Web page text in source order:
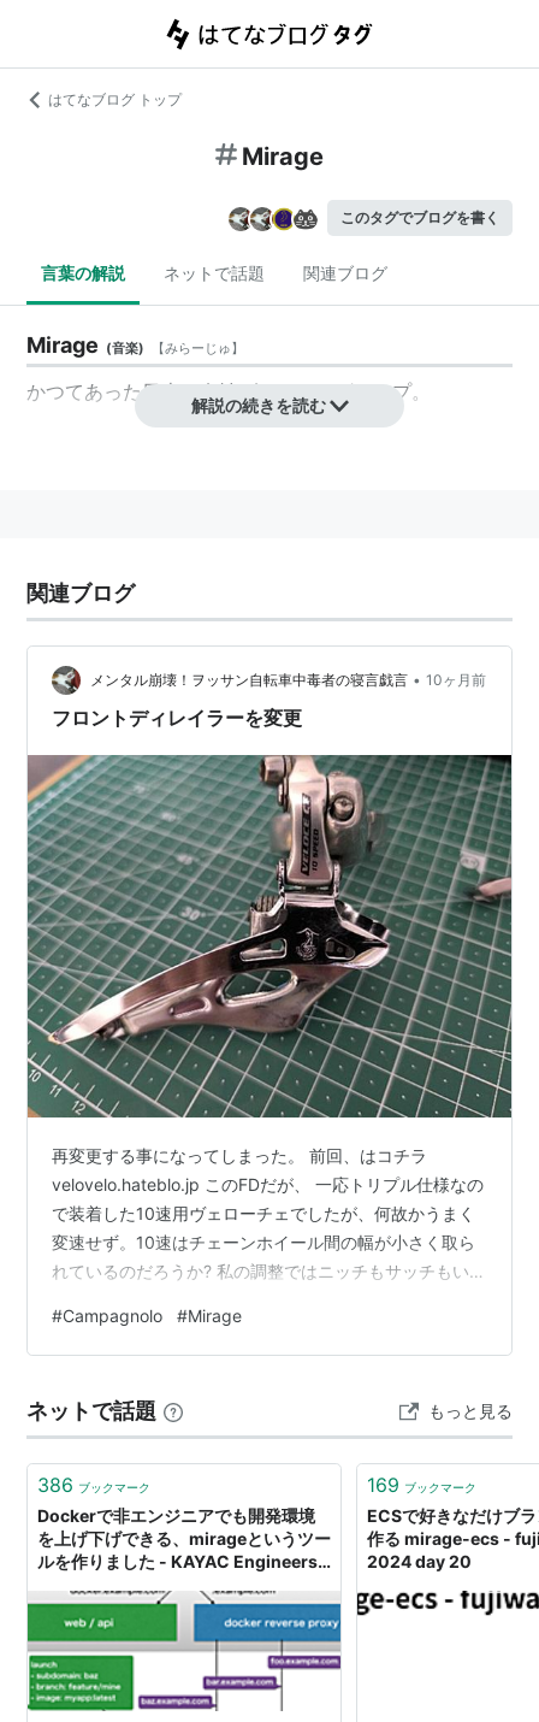
はてなブログ トップ
Mirage
このタグでブログを書く
言葉の解説 ネットで話題 関連ブログ
Mirage (音楽) 【みらーじゅ】
かつてあった日本の女性ヴォーカルグループ。
解説の続きを読む
関連ブログ
メンタル崩壊！ヲッサン自転車中毒者の寝言戯言 • 10ヶ月前
フロントディレイラーを変更
再変更する事になってしまった。 前回、はコチラ
velovelo.hateblo.jp このFDだが、 一応トリプル仕様なの
で装着した10速用ヴェローチェでしたが、何故かうまく
変速せず。10速はチェーンホイール間の幅が小さく取ら
れているのだろうか? 私の調整ではニッチもサッチもいか
入れたのが、カンパ アヴァンティ トリプル用。 これは
最初に付いていたミラージュとほぼ同デザイン！ 左ミラ
自分だけかな？ さらにこれは Φ28.6 でなおさら良し。
早速装着してみると、ちゃんと変速します、調整も…
#Campagnolo #Mirage
ネットで話題 もっと見る
386 ブックマーク
Dockerで非エンジニアでも開発環境
を上げ下げできる、mirageというツー
ルを作りました - KAYAC Engineers'
169 ブックマーク
ECSで好きなだけブ
作る mirage-ecs -
2024 day 20